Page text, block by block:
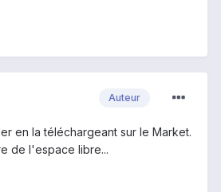
Auteur
en la téléchargeant sur le Market.
de l'espace libre...